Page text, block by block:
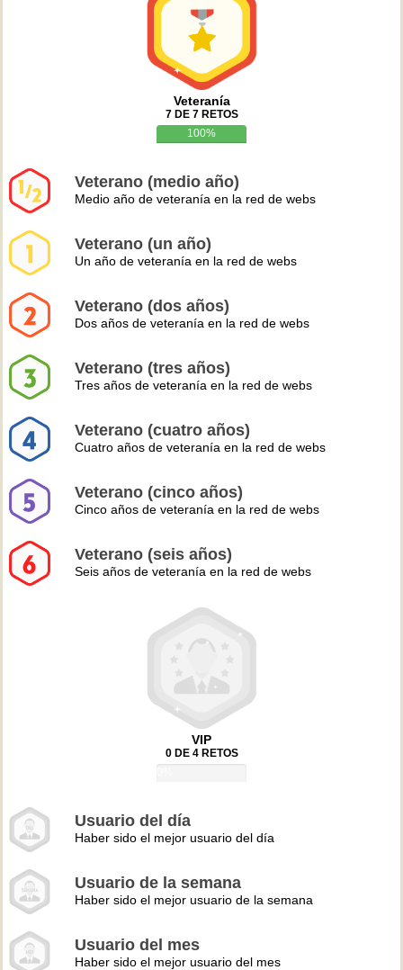
Veteranía
7 DE 7 RETOS
100%
Veterano (medio año)
Medio año de veteranía en la red de webs
Veterano (un año)
Un año de veteranía en la red de webs
Veterano (dos años)
Dos años de veteranía en la red de webs
Veterano (tres años)
Tres años de veteranía en la red de webs
Veterano (cuatro años)
Cuatro años de veteranía en la red de webs
Veterano (cinco años)
Cinco años de veteranía en la red de webs
Veterano (seis años)
Seis años de veteranía en la red de webs
VIP
0 DE 4 RETOS
Usuario del día
Haber sido el mejor usuario del día
Usuario de la semana
Haber sido el mejor usuario de la semana
Usuario del mes
Haber sido el mejor usuario del mes